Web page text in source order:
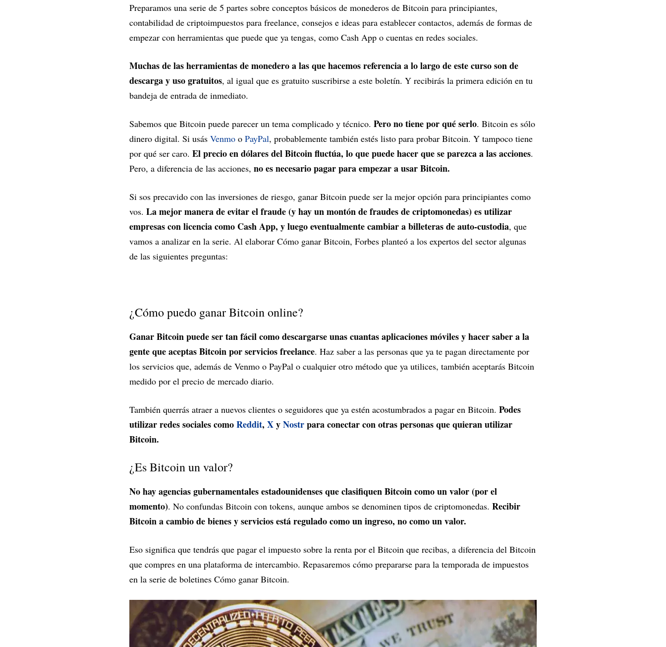
Preparamos una serie de 5 partes sobre conceptos básicos de monederos de Bitcoin para principiantes,
contabilidad de criptoimpuestos para freelance, consejos e ideas para establecer contactos, además de formas de
empezar con herramientas que puede que ya tengas, como Cash App o cuentas en redes sociales.
Muchas de las herramientas de monedero a las que hacemos referencia a lo largo de este curso son de
descarga y uso gratuitos, al igual que es gratuito suscribirse a este boletín. Y recibirás la primera edición en tu
bandeja de entrada de inmediato.
Sabemos que Bitcoin puede parecer un tema complicado y técnico. Pero no tiene por qué serlo. Bitcoin es sólo
dinero digital. Si usás Venmo o PayPal, probablemente también estés listo para probar Bitcoin. Y tampoco tiene
por qué ser caro. El precio en dólares del Bitcoin fluctúa, lo que puede hacer que se parezca a las acciones.
Pero, a diferencia de las acciones, no es necesario pagar para empezar a usar Bitcoin.
Si sos precavido con las inversiones de riesgo, ganar Bitcoin puede ser la mejor opción para principiantes como
vos. La mejor manera de evitar el fraude (y hay un montón de fraudes de criptomonedas) es utilizar
empresas con licencia como Cash App, y luego eventualmente cambiar a billeteras de auto-custodia, que
vamos a analizar en la serie. Al elaborar Cómo ganar Bitcoin, Forbes planteó a los expertos del sector algunas
de las siguientes preguntas:
¿Cómo puedo ganar Bitcoin online?
Ganar Bitcoin puede ser tan fácil como descargarse unas cuantas aplicaciones móviles y hacer saber a la
gente que aceptas Bitcoin por servicios freelance. Haz saber a las personas que ya te pagan directamente por
los servicios que, además de Venmo o PayPal o cualquier otro método que ya utilices, también aceptarás Bitcoin
medido por el precio de mercado diario.
También querrás atraer a nuevos clientes o seguidores que ya estén acostumbrados a pagar en Bitcoin. Podes
utilizar redes sociales comoReddit, XyNostrpara conectar con otras personas que quieran utilizar
Bitcoin.
¿Es Bitcoin un valor?
No hay agencias gubernamentales estadounidenses que clasifiquen Bitcoin como un valor (por el
momento). No confundas Bitcoin con tokens, aunque ambos se denominen tipos de criptomonedas. Recibir
Bitcoin a cambio de bienes y servicios está regulado como un ingreso, no como un valor.
Eso significa que tendrás que pagar el impuesto sobre la renta por el Bitcoin que recibas, a diferencia del Bitcoin
que compres en una plataforma de intercambio. Repasaremos cómo prepararse para la temporada de impuestos
en la serie de boletines Cómo ganar Bitcoin.